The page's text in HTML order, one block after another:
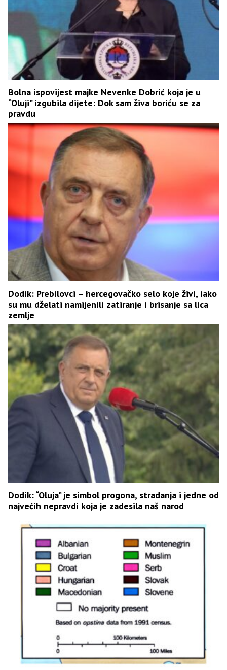
Bolna ispovijest majke Nevenke Dobrić koja je u
“Oluji” izgubila dijete: Dok sam živa boriću se za
pravdu
Dodik: Prebilovci – hercegovačko selo koje živi, iako
su mu dželati namijenili zatiranje i brisanje sa lica
zemlje
Dodik: “Oluja” je simbol progona, stradanja i jedne od
najvećih nepravdi koja je zadesila naš narod